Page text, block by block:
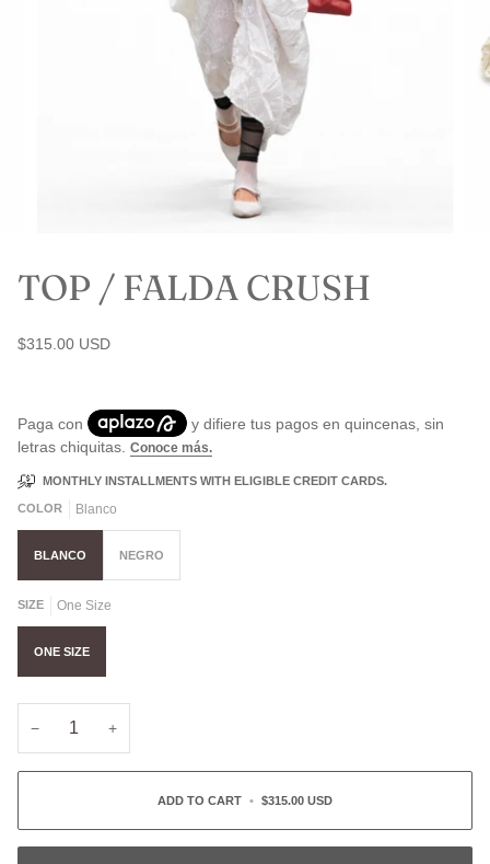
TOP / FALDA CRUSH
$315.00 USD
MONTHLY INSTALLMENTS WITH ELIGIBLE CREDIT CARDS.
COLOR Blanco
BLANCO NEGRO
SIZE One Size
ONE SIZE
− +
ADD TO CART • $315.00 USD